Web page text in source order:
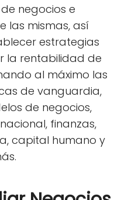
negocios e
las mismas, así
estrategias
la rentabilidad de
al máximo las
de vanguardia,
de negocios,
finanzas,
capital humano y